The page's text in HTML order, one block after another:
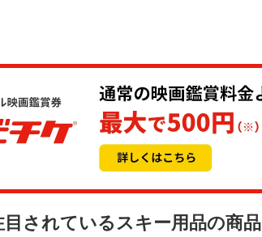
されているスキー用品の商品